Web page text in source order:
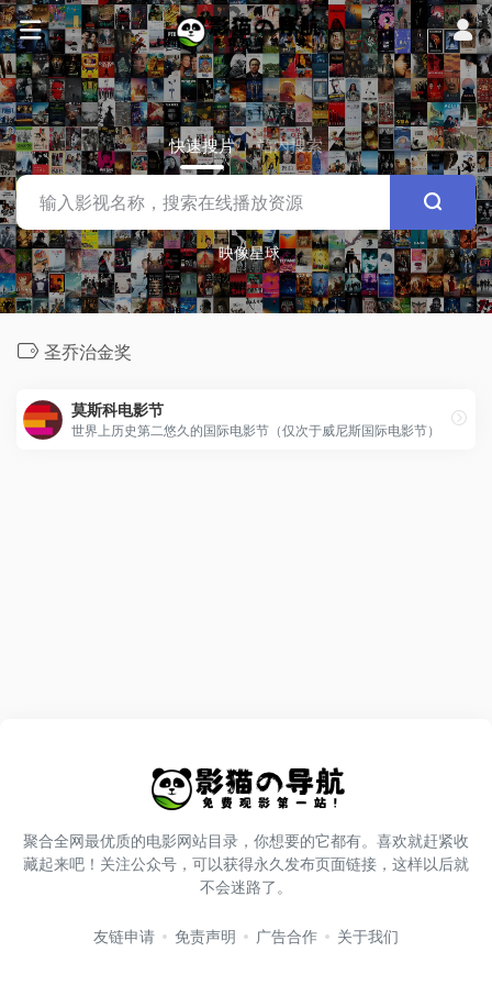
快速搜片 站内搜索
映像星球
圣乔治金奖
莫斯科电影节
世界上历史第二悠久的国际电影节（仅次于威尼斯国际电影节）
聚合全网最优质的电影网站目录，你想要的它都有。喜欢就赶紧收
藏起来吧！关注公众号，可以获得永久发布页面链接，这样以后就
不会迷路了。
友链申请 免责声明 广告合作 关于我们